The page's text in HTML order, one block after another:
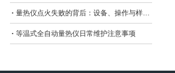
量热仪点火失败的背后：设备、操作与样品的避坑指南
等温式全自动量热仪日常维护注意事项